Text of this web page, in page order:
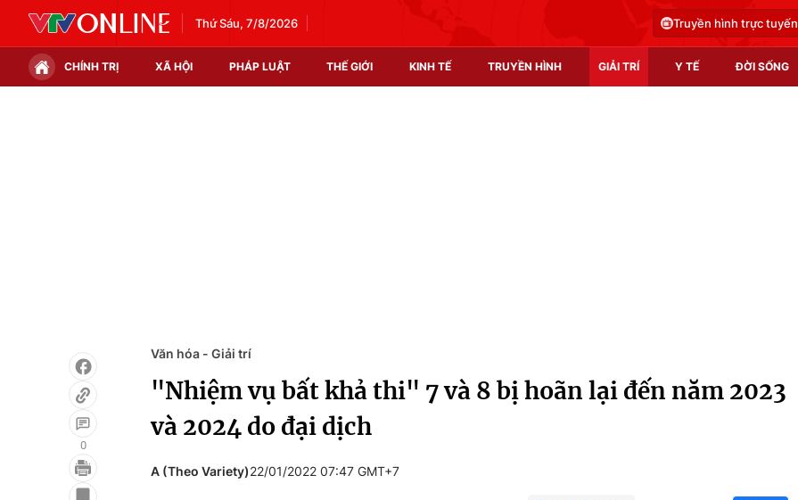
Thứ Sáu, 7/8/2026 Truyền hình trực tuyến
CHÍNH TRỊ XÃ HỘI PHÁP LUẬT THẾ GIỚI KINH TẾ TRUYỀN HÌNH GIẢI TRÍ Y TẾ ĐỜI SỐNG
Infographic
0
Văn hóa - Giải trí
"Nhiệm vụ bất khả thi" 7 và 8 bị hoãn lại đến năm 2023
và 2024 do đại dịch
A (Theo Variety)22/01/2022 07:47 GMT+7